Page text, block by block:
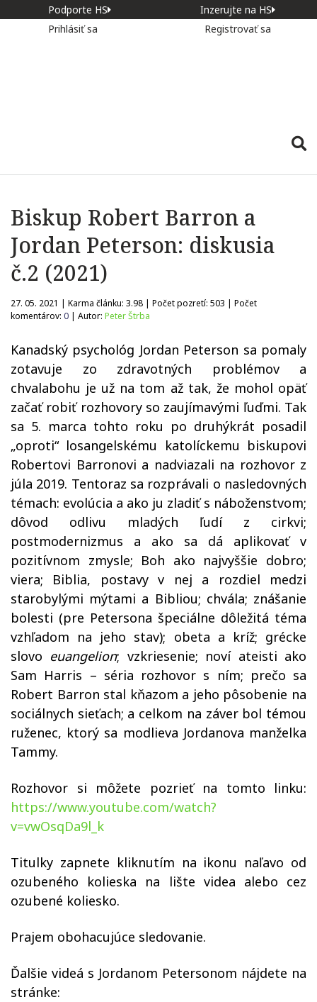
Podporte HS
Inzerujte na HS
Prihlásiť sa
Registrovať sa
Biskup Robert Barron a
Jordan Peterson: diskusia
č.2 (2021)
27. 05. 2021 | Karma článku: 3.98 | Počet pozretí: 503 | Počet
komentárov: 0 | Autor: Peter Štrba
Kanadský psychológ Jordan Peterson sa pomaly
zotavuje zo zdravotných problémov a
chvalabohu je už na tom až tak, že mohol opäť
začať robiť rozhovory so zaujímavými ľuďmi. Tak
sa 5. marca tohto roku po druhýkrát posadil
„oproti“ losangelskému katolíckemu biskupovi
Robertovi Barronovi a nadviazali na rozhovor z
júla 2019. Tentoraz sa rozprávali o nasledovných
témach: evolúcia a ako ju zladiť s náboženstvom;
dôvod odlivu mladých ľudí z cirkvi;
postmodernizmus a ako sa dá aplikovať v
pozitívnom zmysle; Boh ako najvyššie dobro;
viera; Biblia, postavy v nej a rozdiel medzi
starobylými mýtami a Bibliou; chvála; znášanie
bolesti (pre Petersona špeciálne dôležitá téma
vzhľadom na jeho stav); obeta a kríž; grécke
slovo euangelion; vzkriesenie; noví ateisti ako
Sam Harris – séria rozhovor s ním; prečo sa
Robert Barron stal kňazom a jeho pôsobenie na
sociálnych sieťach; a celkom na záver bol témou
ruženec, ktorý sa modlieva Jordanova manželka
Tammy.
Rozhovor si môžete pozrieť na tomto linku:
https://www.youtube.com/watch?
v=vwOsqDa9l_k
Titulky zapnete kliknutím na ikonu naľavo od
ozubeného kolieska na lište videa alebo cez
ozubené koliesko.
Prajem obohacujúce sledovanie.
Ďalšie videá s Jordanom Petersonom nájdete na
stránke: